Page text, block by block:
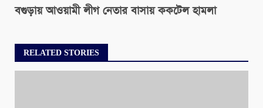
বগুড়ায় আওয়ামী লীগ নেতার বাসায় ককটেল হামলা
RELATED STORIES